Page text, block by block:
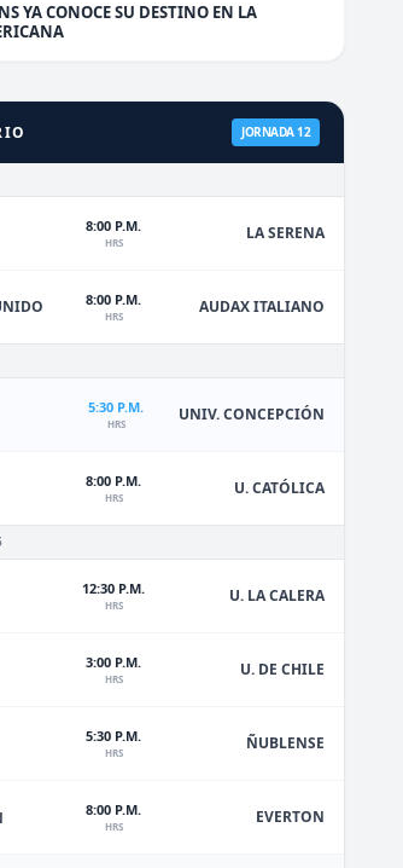
YA CONOCE SU DESTINO EN LA
JORNADA 12
8:00 P.M.
HRS LA SERENA
8:00 P.M.
HRS AUDAX ITALIANO
5:30 P.M.
HRS UNIV. CONCEPCIÓN
8:00 P.M.
HRS U. CATÓLICA
12:30 P.M.
HRS U. LA CALERA
3:00 P.M.
HRS U. DE CHILE
5:30 P.M.
HRS ÑUBLENSE
8:00 P.M.
HRS EVERTON